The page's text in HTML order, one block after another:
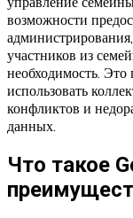
возможности
участников из
необходимость.
использовать
конфликтов и
данных.
Что такое